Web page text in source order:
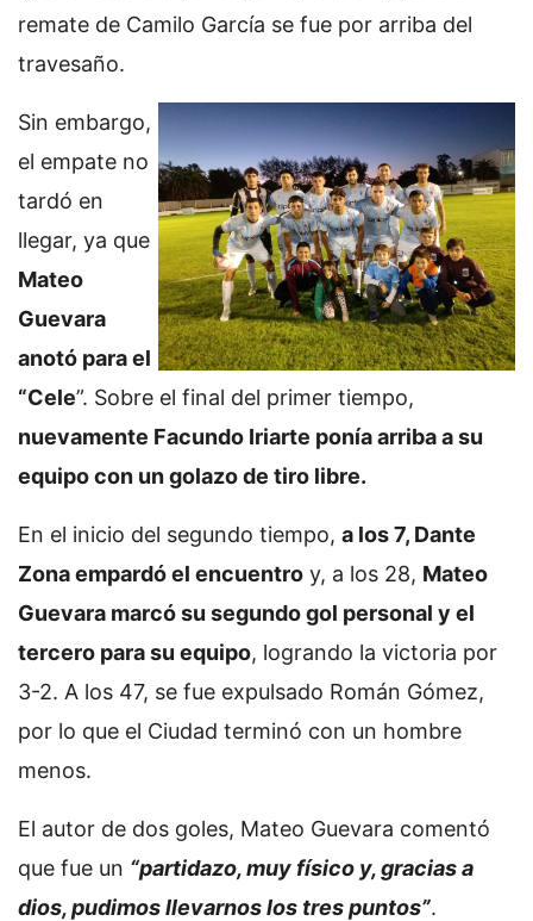
remate de Camilo García se fue por arriba del
travesaño.
Sin embargo,
el empate no
tardó en
llegar, ya que
Mateo
Guevara
anotó para el
“Cele”. Sobre el final del primer tiempo,
nuevamente Facundo Iriarte ponía arriba a su
equipo con un golazo de tiro libre.
En el inicio del segundo tiempo, a los 7, Dante
Zona empardó el encuentro y, a los 28, Mateo
Guevara marcó su segundo gol personal y el
tercero para su equipo, logrando la victoria por
3-2. A los 47, se fue expulsado Román Gómez,
por lo que el Ciudad terminó con un hombre
menos.
El autor de dos goles, Mateo Guevara comentó
que fue un “partidazo, muy físico y, gracias a
dios, pudimos llevarnos los tres puntos”.